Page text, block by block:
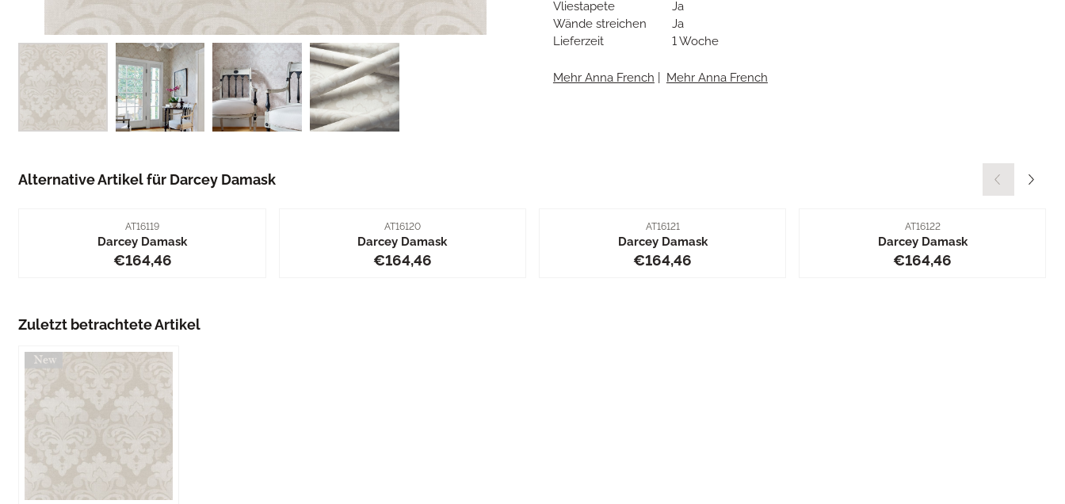
Vliestapete
Ja
Wände streichen
Ja
Lieferzeit
1 Woche
Mehr Anna French Mehr Anna French
Alternative Artikel für Darcey Damask
Artikelnummer
AT16119
Darcey Damask
Preis: 164,46
€164,46
Artikelnummer
AT16120
Darcey Damask
Preis: 164,46
€164,46
Artikelnummer
AT16121
Darcey Damask
Preis: 164,46
€164,46
Artikelnummer
AT16122
Darcey Damask
Preis: 164,46
€164,46
Zuletzt betrachtete Artikel